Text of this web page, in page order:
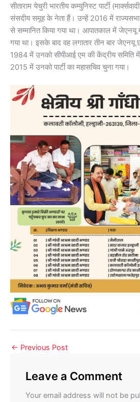
सीताराम येचुरी भारतीय कम्युनिस्ट पार्टी
संसदीय समूह के नेता हैं। उन्हें 2016 में राज्यसभा
से सम्मानित किया गया था। आपातकाल में जेएनयू
गया था। इसके बाद वह लगातार तीन बार
1984 में उनको सीपीआई एम की केंद्रीय समिति में
2015 में उनको पार्टी का महासचिव चुना गया।
← Previous Post
Leave a Comment
Your email address will not be